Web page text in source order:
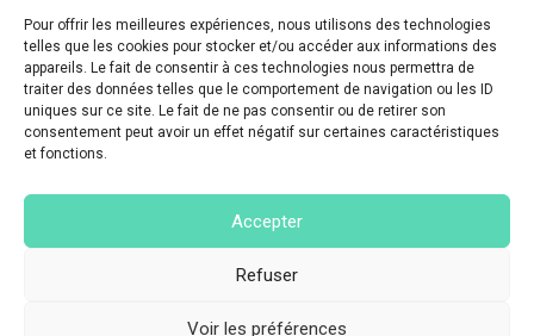
Pour offrir les meilleures expériences, nous utilisons des technologies
telles que les cookies pour stocker et/ou accéder aux informations des
appareils. Le fait de consentir à ces technologies nous permettra de
traiter des données telles que le comportement de navigation ou les ID
uniques sur ce site. Le fait de ne pas consentir ou de retirer son
consentement peut avoir un effet négatif sur certaines caractéristiques
et fonctions.
Accepter
Refuser
Voir les préférences
Enfants et adolescents
VIVRE À VOS CÔTÉS
Service municipal d’aide administrative
Aide à la personne en difficulté
Télé-alerte
Collecte des déchets ménagers et encombrants
Application Mes déchets-Agglo Agen